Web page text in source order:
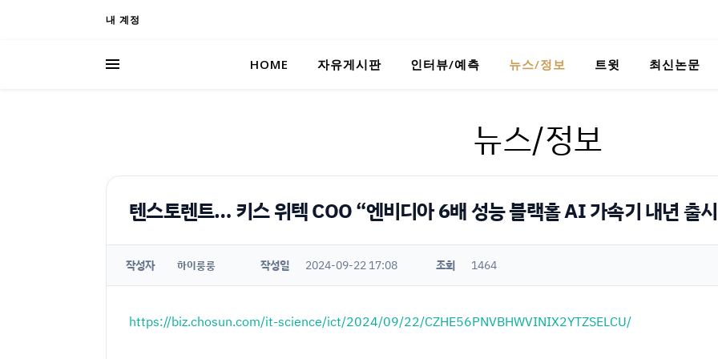
내 계정
HOME 자유게시판 인터뷰/예측 뉴스/정보 트윗 최신논문
뉴스/정보
텐스토렌트… 키스 위텍 COO “엔비디아 6배 성능 블랙홀 AI 가속기 내년 출
작성자 하이룽룽 작성일 2024-09-22 17:08 조회 1464
https://biz.chosun.com/it-science/ict/2024/09/22/CZHE56PNVBHWVINIX2YTZSELCU/